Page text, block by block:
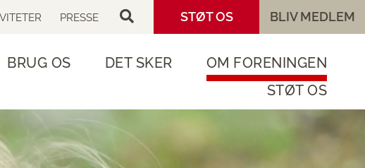
PRESSE STØT OS BLIV MEDLEM
BRUG OS DET SKER
OM FORENINGEN
STØT OS